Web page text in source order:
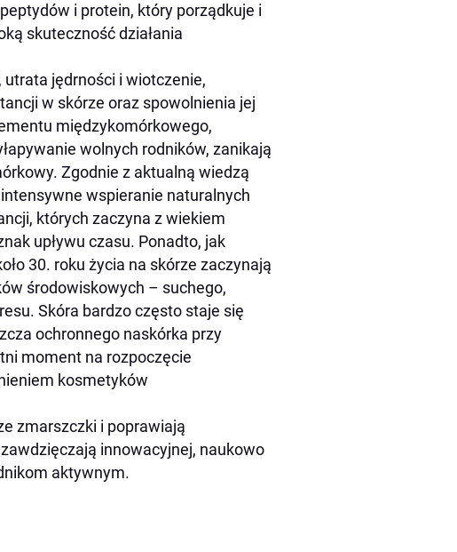
i protein, który porządkuje i
skuteczność działania
jędrności i wiotczenie,
w skórze oraz spowolnienia jej
międzykomórkowego,
wolnych rodników, zanikają
Zgodnie z aktualną wiedzą
wspieranie naturalnych
których zaczyna z wiekiem
upływu czasu. Ponadto, jak
30. roku życia na skórze zaczynają
środowiskowych – suchego,
Skóra bardzo często staje się
ochronnego naskórka przy
moment na rozpoczęcie
kosmetyków
zmarszczki i poprawiają
innowacyjnej, naukowo
aktywnym.